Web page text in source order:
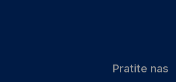
Pratite nas